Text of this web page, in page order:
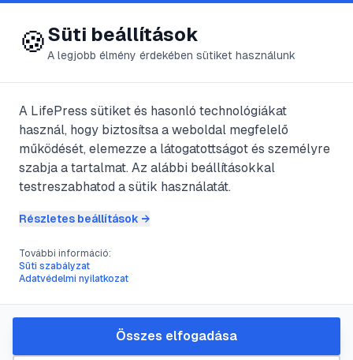
😍 LifePress
🏷️#angol
10cikk található ezzel a címkével
Járjon-e különórára az óvodás
gyerek?
@lulu•2025. jún. 9.•1perc olvasás
🍪Süti beállítások
A legjobb élmény érdekében sütiket használunk
A LifePress sütiket és hasonló technológiákat
használ, hogy biztosítsa a weboldal megfelelő
működését, elemezze a látogatottságot és személyre
szabja a tartalmat. Az alábbi beállításokkal
testreszabhatod a sütik használatát.
Részletes beállítások →
További információ:
Süti szabályzat
Adatvédelmi nyilatkozat
Összes elfogadása